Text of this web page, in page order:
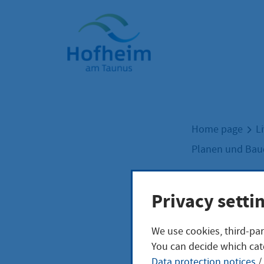
Home"
Home page
Planen und
Ein Platz
Privacy
We use cookies, third-
You can decide which